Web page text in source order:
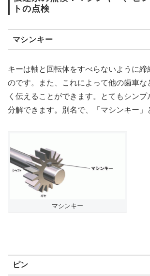
トの点検
マシンキー
キーは軸と回転体をすべらないように締
のです。また、これによって他の歯車な
く伝えることができます。とてもシンプ
分解できます。別名で、「マシンキー」
マシンキー
ピン